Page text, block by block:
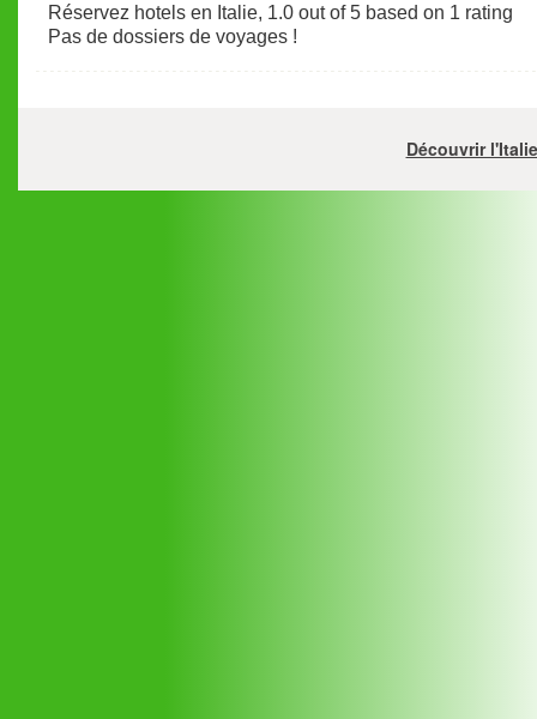
Réservez hotels en Italie, 1.0 out of5 based on 1 rating
Pas de dossiers de voyages !
Découvrir